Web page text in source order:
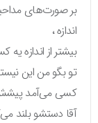
بر صورت‌های
اندازه ،
بیشتر از اندازه یه کسی اومد ۴ تا هندونه داد
تو بگو من این
کسی می‌آمد پیشش
آقا دستشو بلند